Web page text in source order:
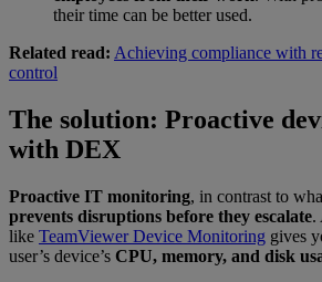
their time can be better used.
Related read: Achieving compliance with
control
The solution: Proactive
with DEX
Proactive IT monitoring, in contrast to
prevents disruptions before they escalate.
like TeamViewer Device Monitoring gives
user’s device’s CPU, memory, and disk